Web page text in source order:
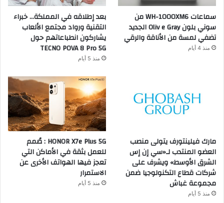
سماعات WH-1000XM6 من
سوني بلون Oliv e Gray الجديد
تضفي لمسة من الأناقة والرقي
منذ 4 أيام
بعد إطلاقه في المملكة… خبراء
التقنية ورواد مجتمع الألعاب
يشاركون انطباعاتهم حول
TECNO POVA 8 Pro 5G
منذ 5 أيام
مارك فيلينتورف يتولى منصب
العضو المنتدب لـ«سي إن إس
الشرق الأوسط» ويشرف على
شركات قطاع التكنولوجيا ضمن
مجموعة غباش
منذ 5 أيام
HONOR X7e Plus 5G : صُمم
للعمل بثقة في الأماكن التي
تعجز فيها الهواتف الأخرى عن
الاستمرار
منذ 5 أيام